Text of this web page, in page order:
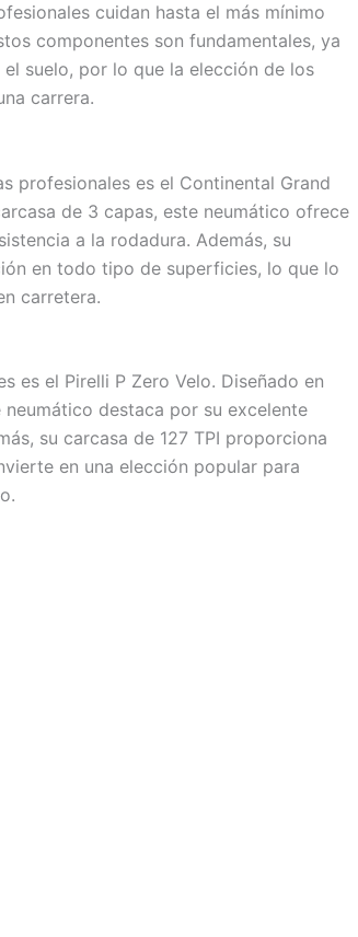
cuidan hasta el más mínimo
componentes son fundamentales, ya
suelo, por lo que la elección de los
carrera.
profesionales es el Continental Grand
de 3 capas, este neumático ofrece
a la rodadura. Además, su
en todo tipo de superficies, lo que lo
carretera.
es el Pirelli P Zero Velo. Diseñado en
destaca por su excelente
su carcasa de 127 TPI proporciona
en una elección popular para